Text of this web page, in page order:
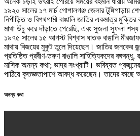
১৯২০ সালের ১৭ মার্চ গোপালগঞ্জ জেলার টুঙ্গিপাড়ায়
নিপীড়িত ও বিপথগামী বাঙালি জাতির একমাত্র
মাথা উঁচু করে দাঁড়াতে পেরেছি, এবং সুজলা সুফলা শস্য
১৯৭৫ সালের ১৫ আগস্ট বিশ্বাস ঘাতক বাঙালি
মাথায় বিজয়ের মুকুট তুলে দিয়েছেন। জাতির জনকের
প্রতিষ্ঠিত প্রবীণ-তরুণ বাঙালি সাহিত্যিকদের
মাসিক অনন্য কথা; ভাদ্র সংখ্যাটি। ভবিষ্যত
পাঠিয়ে কৃতজ্ঞতাপাশে আবদ্ধ করেছেন। তাদের
অনন্য কথা